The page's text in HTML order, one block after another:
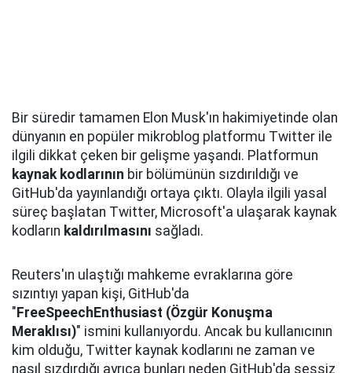
Bir süredir tamamen Elon Musk'ın hakimiyetinde olan
dünyanın en popüler mikroblog platformu Twitter ile
ilgili dikkat çeken bir gelişme yaşandı. Platformun
kaynak kodlarının bir bölümünün sızdırıldığı ve
GitHub'da yayınlandığı ortaya çıktı. Olayla ilgili yasal
süreç başlatan Twitter, Microsoft'a ulaşarak kaynak
kodların kaldırılmasını sağladı.
Reuters'ın ulaştığı mahkeme evraklarına göre
sızıntıyı yapan kişi, GitHub'da
" FreeSpeechEnthusiast (Özgür Konuşma
Meraklısı)" ismini kullanıyordu. Ancak bu kullanıcının
kim olduğu, Twitter kaynak kodlarını ne zaman ve
nasıl sızdırdığı ayrıca bunları neden GitHub'da sessiz